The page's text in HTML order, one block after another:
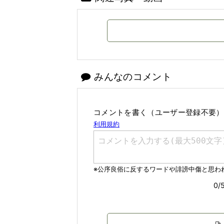
みんなのコメント
コメントを書く（ユーザー登録不要）